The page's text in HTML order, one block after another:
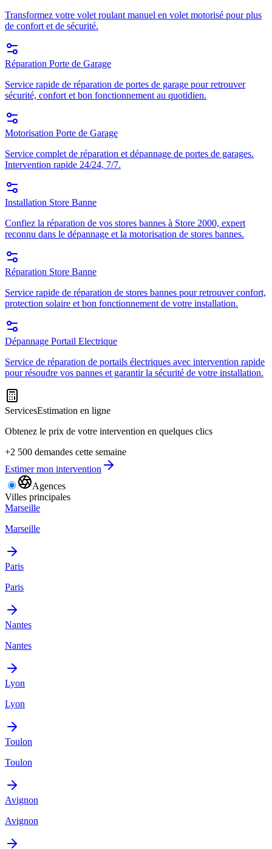
Transformez votre volet roulant manuel en volet motorisé pour plus
de confort et de sécurité.
Réparation Porte de Garage
Service rapide de réparation de portes de garage pour retrouver
sécurité, confort et bon fonctionnement au quotidien.
Motorisation Porte de Garage
Service complet de réparation et dépannage de portes de garages.
Intervention rapide 24/24, 7/7.
Installation Store Banne
Confiez la réparation de vos stores bannes à Store 2000, expert
reconnu dans le dépannage et la motorisation de stores bannes.
Réparation Store Banne
Service rapide de réparation de stores bannes pour retrouver confort,
protection solaire et bon fonctionnement de votre installation.
Dépannage Portail Electrique
Service de réparation de portails électriques avec intervention rapide
pour résoudre vos pannes et garantir la sécurité de votre installation.
ServicesEstimation en ligne
Obtenez le prix de votre intervention en quelques clics
+2 500 demandes cette semaine
Estimer mon intervention
Agences
Villes principales
Marseille
Marseille
Paris
Paris
Nantes
Nantes
Lyon
Lyon
Toulon
Toulon
Avignon
Avignon